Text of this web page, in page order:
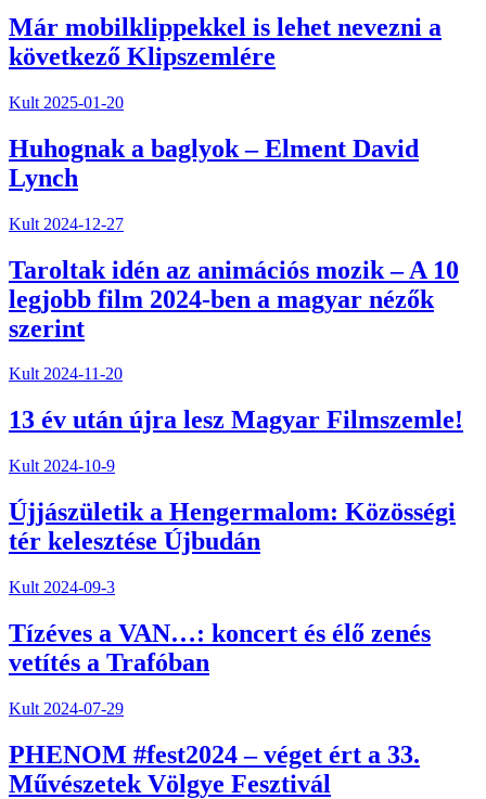
Már mobilklippekkel is lehet nevezni a
következő Klipszemlére
Kult 2025-01-20
Huhognak a baglyok – Elment David
Lynch
Kult 2024-12-27
Taroltak idén az animációs mozik – A 10
legjobb film 2024-ben a magyar nézők
szerint
Kult 2024-11-20
13 év után újra lesz Magyar Filmszemle!
Kult 2024-10-9
Újjászületik a Hengermalom: Közösségi
tér kelesztése Újbudán
Kult 2024-09-3
Tízéves a VAN…: koncert és élő zenés
vetítés a Trafóban
Kult 2024-07-29
PHENOM #fest2024 – véget ért a 33.
Művészetek Völgye Fesztivál